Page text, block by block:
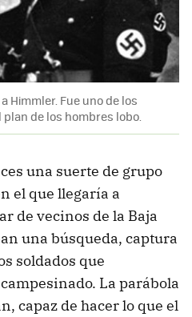
Himmler. Fue uno de los
de los hombres lobo.
una suerte de grupo
el que llegaría a
de vecinos de la Baja
una búsqueda, captura
soldados que
La parábola
capaz de hacer lo que el